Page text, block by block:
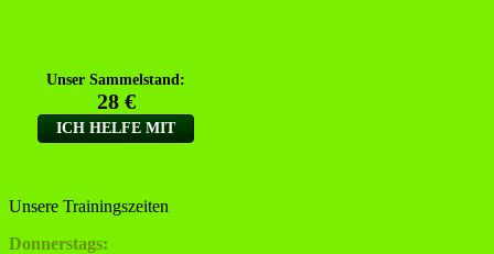
Unsere Trainingszeiten
Donnerstags: